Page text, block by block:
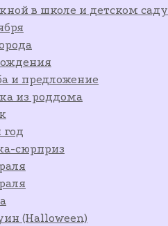
в школе и детском саду
и предложение
из роддома
сюрприз
(Halloween)